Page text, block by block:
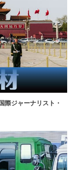
際ジャーナリスト・